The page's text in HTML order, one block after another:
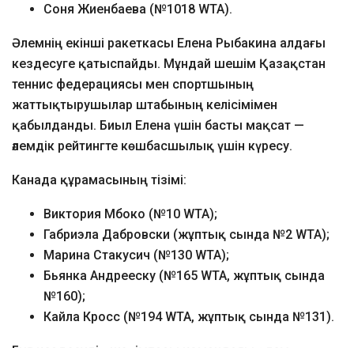
Соня Жиенбаева (№1018 WTA).
Әлемнің екінші ракеткасы Елена Рыбакина алдағы
кездесуге қатыспайды. Мұндай шешім Қазақстан
теннис федерациясы мен спортшының
жаттықтырушылар штабының келісімімен
қабылданды. Биыл Елена үшін басты мақсат —
әлемдік рейтингте көшбасшылық үшін күресу.
Канада құрамасының тізімі:
Виктория Мбоко (№10 WTA);
Габриэла Дабровски (жұптық сында №2 WTA);
Марина Стакусич (№130 WTA);
Бьянка Андрееску (№165 WTA, жұптық сында
№160);
Кайла Кросс (№194 WTA, жұптық сында №131).